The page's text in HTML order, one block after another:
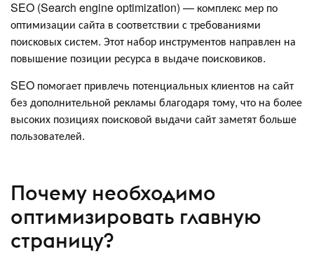
SEO (Search engine optimization) — комплекс мер по
оптимизации сайта в соответствии с требованиями
поисковых систем. Этот набор инструментов направлен на
повышение позиции ресурса в выдаче поисковиков.
SEO помогает привлечь потенциальных клиентов на сайт
без дополнительной рекламы благодаря тому, что на более
высоких позициях поисковой выдачи сайт заметят больше
пользователей.
Почему необходимо
оптимизировать главную
страницу?